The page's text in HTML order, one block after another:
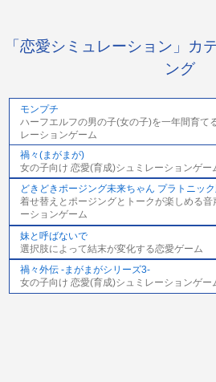
「恋愛シミュレーション」カ
ング
モンプチ
ハーフエルフの男の子(女の子)を一年間育て
レーションゲーム
禍々(まがまが)
女の子向け 恋愛(育成)シュミレーションゲー
どきどきポージング未来ちゃん プラトニッ
着せ替えとポージングとトークが楽しめる
ーションゲーム
妹と呼ばないで
選択肢によって結末が変化する恋愛ゲーム
禍々外伝 -まがまがシリーズ3-
女の子向け 恋愛(育成)シュミレーションゲー